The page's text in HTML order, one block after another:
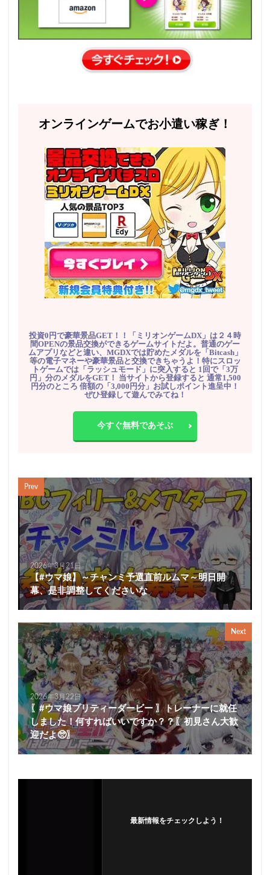
オンラインゲームでお小遣い稼ぎ！
投資0円で豪華景品GET！！「ミリオンゲームDX」は２４時
間OPENの景品交換ができるゲームサイトだよ。普通のゲー
ムアプリなどと違い、MGDXでは貯めたメダルを「Bitcash」
等の電子マネーや豪華景品と交換できちゃうよ！特にスロッ
トゲームでは「ラッシュモード」に突入すると 1回で「3万
円」分のメダルをGET！ 当サイトから登録すると 通常1,500
円分のところ 倍額の「3,000円分」お試しポイント進呈中！
ぜひ登録して遊んでみてね！
今すぐ無料であそぶ
Prev
2026年3月21日
【#ウマ娘】～チャンミ予選直前ルムマ～明日開
幕、是非調整してくださいな
Next
2026年3月22日
〖#ウマ娘プリティーダービー 〗トレーナーに就任
しました！何すればいいですか？？〖初見さん大歓
迎だよ🥺〗
最新情報をチェックしよう！